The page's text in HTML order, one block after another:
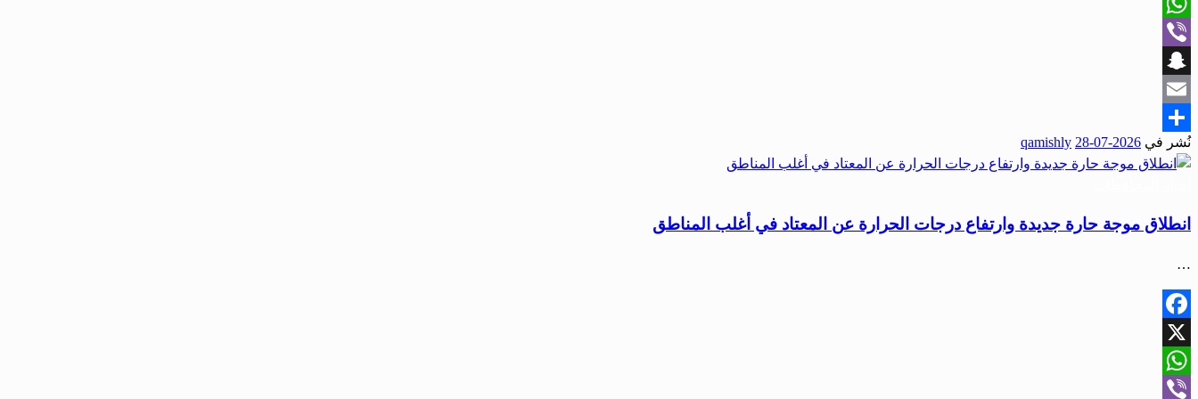
WhatsApp
Viber
Snapchat
Email
Share
نُشر في 2026-07-28
qamishly
انطلاق موجة حارة جديدة وارتفاع درجات الحرارة عن المعتاد في أغلب المناطق
…
Facebook
X
WhatsApp